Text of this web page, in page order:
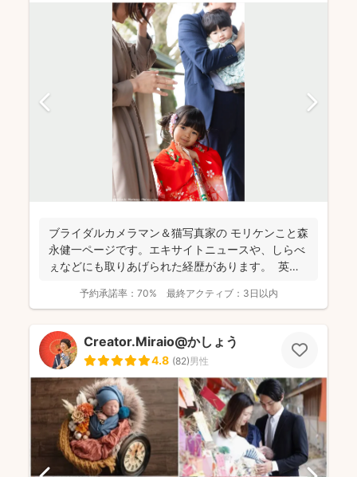
ブライダルカメラマン＆猫写真家の​ モリケンこと森
永健一ページです。エキサイトニュースや、しらべ
ぇなどにも取りあげられた経歴があります。 英語
予約承諾率： 70% 最終アクティブ： 3日以内
Creator.Miraio@かしょう
4.8 (82)男性